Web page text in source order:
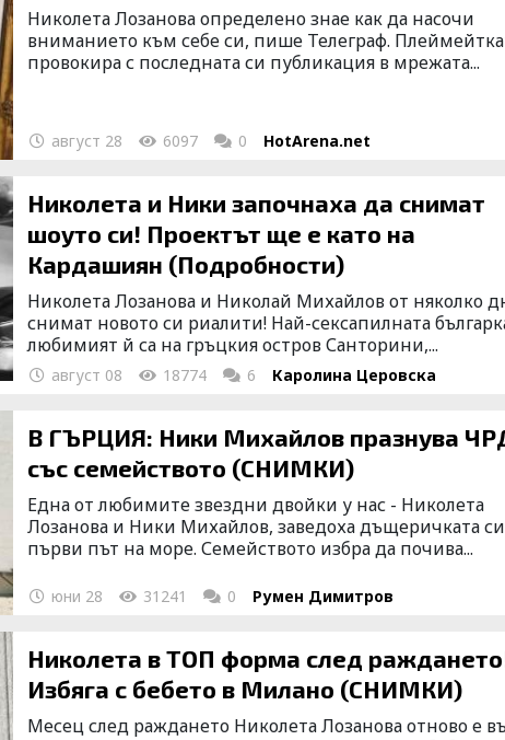
Николета Лозанова определено знае как да насочи
вниманието към себе си, пише Телеграф.
провокира с последната си публикация в мрежата...
август 28 6097 0 HotArena.net
Николета и Ники започнаха да снимат
шоуто си! Проектът ще е като на
Кардашиян (Подробности)
Николета Лозанова и Николай Михайлов от няколко
снимат новото си риалити! Най-сексапилната
любимият й са на гръцкия остров Санторини,...
август 08 18774 6 Каролина Церовска
В ГЪРЦИЯ: Ники Михайлов празнува
със семейството (СНИМКИ)
Една от любимите звездни двойки у нас - Николета
Лозанова и Ники Михайлов, заведоха дъщеричката
първи път на море. Семейството избра да почива...
юни 28 31241 0 Румен Димитров
Николета в ТОП форма след
Избяга с бебето в Милано (СНИМКИ)
Месец след раждането Николета Лозанова отново е